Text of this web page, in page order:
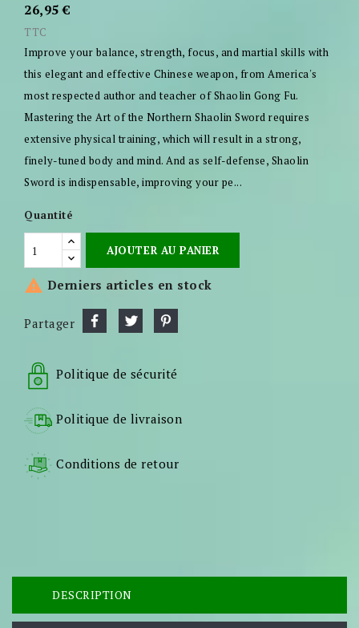
26,95 €
TTC
Improve your balance, strength, focus, and martial skills with
this elegant and effective Chinese weapon, from America's
most respected author and teacher of Shaolin Gong Fu.
Mastering the Art of the Northern Shaolin Sword requires
extensive physical training, which will result in a strong,
finely-tuned body and mind. And as self-defense, Shaolin
Sword is indispensable, improving your pe...
Quantité
AJOUTER AU PANIER
 Derniers articles en stock
Partager
Politique de sécurité
Politique de livraison
Conditions de retour
DESCRIPTION